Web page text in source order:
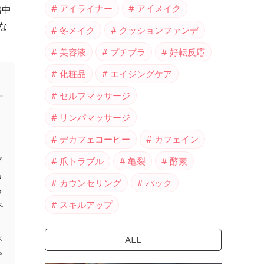
アイライナー
アイメイク
冬メイク
クッションファンデ
美容液
プチプラ
好転反応
化粧品
エイジングケア
セルフマッサージ
リンパマッサージ
デカフェコーヒー
カフェイン
爪トラブル
亀裂
酵素
カウンセリング
パック
スキルアップ
ALL